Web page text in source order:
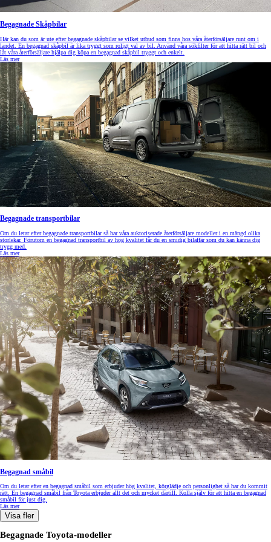
Begagnade Skåpbilar
Här kan du som är ute efter begagnade skåpbilar se vilket utbud som finns hos våra återförsäljare runt om i
landet. En begagnad skåpbil är lika tryggt som roligt val av bil. Använd våra sökfilter för att hitta rätt bil och
låt våra återförsäljare hjälpa dig köpa en begagnad skåpbil tryggt och enkelt.
Läs mer
Begagnade transportbilar
Om du letar efter begagnade transportbilar så har våra auktoriserade återförsäljare modeller i en mängd olika
storlekar. Förutom en begagnad transportbil av hög kvalitet får du en smidig bilaffär som du kan känna dig
trygg med.
Läs mer
Begagnad småbil
Om du letar efter en begagnad småbil som erbjuder hög kvalitet, körglädje och personlighet så har du kommit
rätt. En begagnad småbil från Toyota erbjuder allt det och mycket därtill. Kolla själv för att hitta en begagnad
småbil för just dig.
Läs mer
Visa fler
Begagnade Toyota-modeller